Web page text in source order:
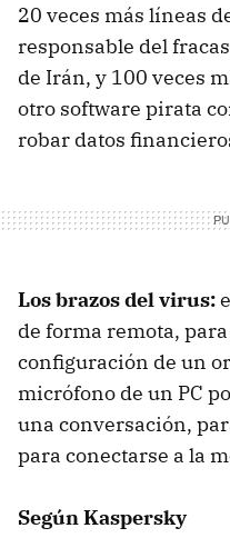
20 veces más líneas
responsable del
de Irán, y 100 veces
otro software pirata
robar datos
Los brazos del virus:
de forma remota,
configuración de un
micrófono de un PC
una conversación,
para conectarse a la
Según Kaspersky